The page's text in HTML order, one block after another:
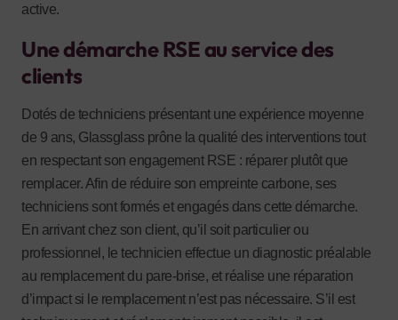
active.
Une démarche RSE au service des
clients
Dotés de techniciens présentant une expérience moyenne
de 9 ans, Glassglass prône la qualité des interventions tout
en respectant son engagement RSE : réparer plutôt que
remplacer. Afin de réduire son empreinte carbone, ses
techniciens sont formés et engagés dans cette démarche.
En arrivant chez son client, qu’il soit particulier ou
professionnel, le technicien effectue un diagnostic préalable
au remplacement du pare-brise, et réalise une réparation
d’impact si le remplacement n’est pas nécessaire. S’il est